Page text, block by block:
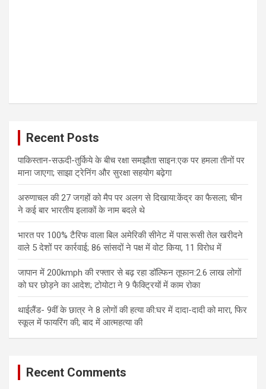
Recent Posts
पाकिस्तान-सऊदी-तुर्किये के बीच रक्षा समझौता साइन:एक पर हमला तीनों पर
माना जाएगा; साझा ट्रेनिंग और सुरक्षा सहयोग बढ़ेगा
अरुणाचल की 27 जगहों को मैप पर अलग से दिखाया:केंद्र का फैसला; चीन
ने कई बार भारतीय इलाकों के नाम बदले थे
भारत पर 100% टैरिफ वाला बिल अमेरिकी सीनेट में पास:रूसी तेल खरीदने
वाले 5 देशों पर कार्रवाई; 86 सांसदों ने पक्ष में वोट किया, 11 विरोध में
जापान में 200kmph की रफ्तार से बढ़ रहा डॉल्फिन तूफान:2.6 लाख लोगों
को घर छोड़ने का आदेश; टोयोटा ने 9 फैक्ट्रियों में काम रोका
थाईलैंड- 9वीं के छात्र ने 8 लोगों की हत्या की:घर में दादा-दादी को मारा, फिर
स्कूल में फायरिंग की; बाद में आत्महत्या की
Recent Comments